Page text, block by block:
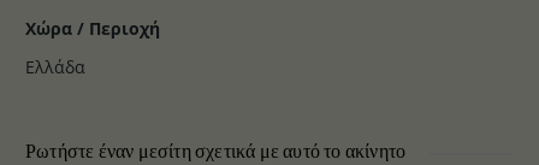
Χώρα / Περιοχή
Ελλάδα
Ρωτήστε έναν μεσίτη σχετικά με αυτό το ακίνητο